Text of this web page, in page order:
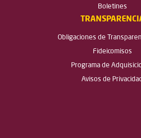
Boletines
Obligaciones de
Fideicomisos
Programa de
Avisos de